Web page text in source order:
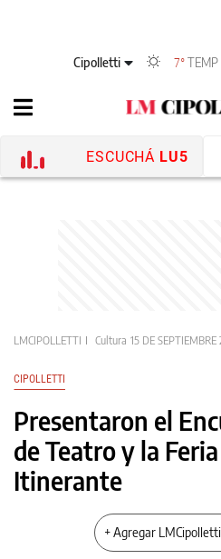
Cipolletti 7°TEMP
ESCUCHÁ LU5
LMCIPOLLETTI Cultura 15 DE
CIPOLLETTI
Presentaron el
de Teatro y la
Itinerante
+ Agregar